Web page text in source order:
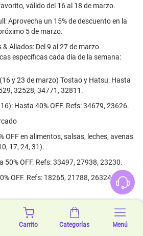
Carrito Categorías Menú
válido del 16 al 18 de marzo.
Aprovecha un 15% de descuento en la
5 de marzo.
Aliados: Del 9 al 27 de marzo
específicas cada día de la semana:
y 23 de marzo) Tostao y Hatsu: Hasta
32528, 34771, 32811.
Hasta 40% OFF. Refs: 34679, 23626.
OFF en alimentos, salsas, leches, avenas
17, 24, 31).
50% OFF. Refs: 33497, 27938, 23230.
OFF. Refs: 18265, 21788, 26324,
OFF en avenas, bebidas vegetales, tés,
4, 11, 18, 25).